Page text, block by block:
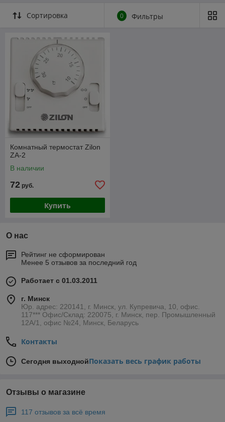
Сортировка 0 Фильтры
Комнатный термостат Zilon
ZA-2
В наличии
72 руб.
Купить
О нас
Рейтинг не сформирован
Менее 5 отзывов за последний год
Работает с 01.03.2011
г. Минск
Юр. адрес: 220141, г. Минск, ул. Купревича, 10, офис.
117*** Офис/Склад: 220075, г. Минск, пер. Промышленный
12А/1, офис №24, Минск, Беларусь
Контакты
Сегодня выходнойПоказать весь график работы
Отзывы о магазине
117 отзывов за всё время